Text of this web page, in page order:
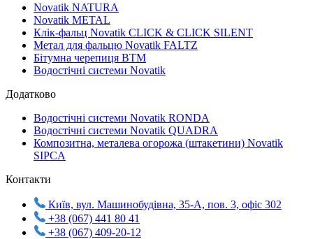
Novatik NATURA
Novatik METAL
Клік-фальц Novatik CLICK & CLICK SILENT
Метал для фальцю Novatik FALTZ
Бітумна черепиця BTM
Водостічні системи Novatik
Додатково
Водостічні системи Novatik RONDA
Водостічні системи Novatik QUADRA
Композитна, металева огорожа (штакетини) Novatik
SIPCA
Контакти
Київ, вул. Машинобудівна, 35-А, пов. 3, офіс 302
+38 (067) 441 80 41
+38 (067) 409-20-12